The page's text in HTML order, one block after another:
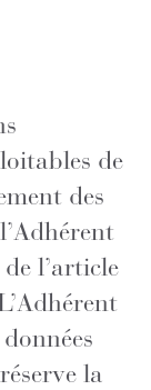
de
des
l’article
la